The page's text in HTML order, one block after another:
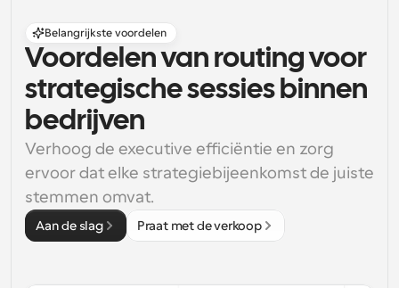
Belangrijkste voordelen
Voordelen van routing voor
strategische sessies binnen
bedrijven
Verhoog de executive efficiëntie en zorg
ervoor dat elke strategiebijeenkomst de juiste
stemmen omvat.
Aan de slag Praat met de verkoop